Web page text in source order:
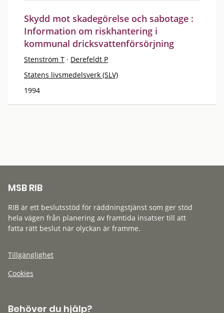
Skydd mot skadegörelse och sabotage :
Information om riskhantering i
kommunal dricksvattenförsörjning
Stenström T · Derefeldt P
Statens livsmedelsverk (SLV)
1994
MSB RIB
RIB är ett beslutsstöd för räddningstjänst som ger stöd
hela vägen från planering av framtida insatser till att
fatta rätt beslut när olyckan är framme.
Tillgänglighet
Cookies
Behöver du hjälp?